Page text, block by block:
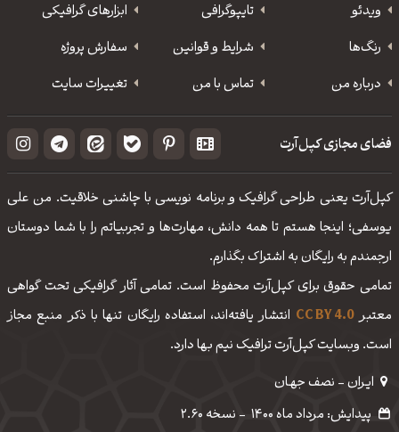
ویدئو
‌تایپوگرافی
ابزارهای گرافیکی
رنگ‌ها
شرایط و قوانین
سفارش پروژه
درباره من
تماس با من تغییرات سایت
فضای مجازی کپل‌آرت
کپل‌آرت یعنی طراحی گرافیک و برنامه نویسی با چاشنی خلاقیت. من علی
یوسفی؛ اینجا هستم تا همه دانش، مهارت‌‌ها و تجربیاتم را با شما دوستان
ارجمندم به رایگان به اشتراک بگذارم.
تمامی حقوق برای کپل‌آرت محفوظ است. تمامی آثار گرافیکی تحت گواهی
معتبرCC BY 4.0 انتشار یافته‌اند، استفاده رایگان تنها با ذکر منبع مجاز
است. وبسایت کپل‌آرت ترافیک نیم بها دارد.
ایـران - نصف جهـان
پیدایش: مرداد ماه 1400
- نسخه 2.60